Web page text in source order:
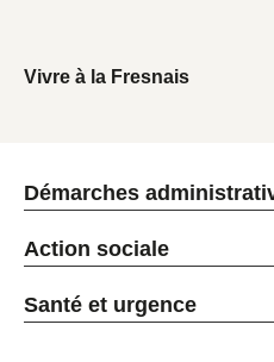
Vivre à la Fresnais
Démarches
Action sociale
Santé et urgence